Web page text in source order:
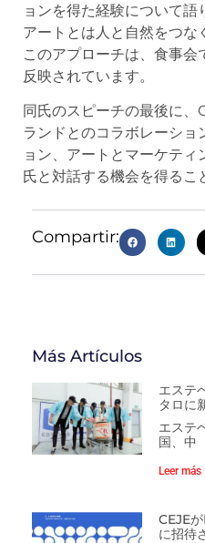
ョンを得た経験について語
アートとは人と自然をつな
このアプローチは、食事会
反映されています。
同氏のスピーチの最後に
ランドとのコラボレーショ
ョン、アートとマーケテ
氏と対話する機会を得るこ
Compartir:
Más Artículos
エステ
タロに
エステ
国、中
Leer más
CEJE
に招待